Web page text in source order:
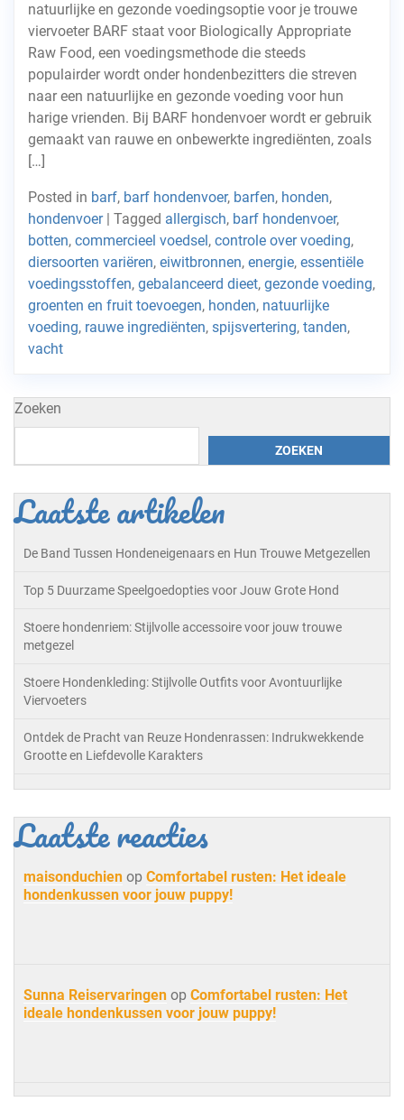
natuurlijke en gezonde voedingsoptie voor je trouwe
viervoeter BARF staat voor Biologically Appropriate
Raw Food, een voedingsmethode die steeds
populairder wordt onder hondenbezitters die streven
naar een natuurlijke en gezonde voeding voor hun
harige vrienden. Bij BARF hondenvoer wordt er gebruik
gemaakt van rauwe en onbewerkte ingrediënten, zoals
[…]
Posted in barf, barf hondenvoer, barfen, honden,
hondenvoer| Tagged allergisch, barf hondenvoer,
botten, commercieel voedsel, controle over voeding,
diersoorten variëren, eiwitbronnen, energie, essentiële
voedingsstoffen, gebalanceerd dieet, gezonde voeding,
groenten en fruit toevoegen, honden, natuurlijke
voeding, rauwe ingrediënten, spijsvertering, tanden,
vacht
Zoeken
ZOEKEN
Laatste artikelen
De Band Tussen Hondeneigenaars en Hun Trouwe Metgezellen
Top 5 Duurzame Speelgoedopties voor Jouw Grote Hond
Stoere hondenriem: Stijlvolle accessoire voor jouw trouwe
metgezel
Stoere Hondenkleding: Stijlvolle Outfits voor Avontuurlijke
Viervoeters
Ontdek de Pracht van Reuze Hondenrassen: Indrukwekkende
Grootte en Liefdevolle Karakters
Laatste reacties
maisonduchien op Comfortabel rusten: Het ideale
hondenkussen voor jouw puppy!
Sunna Reiservaringen op Comfortabel rusten: Het
ideale hondenkussen voor jouw puppy!